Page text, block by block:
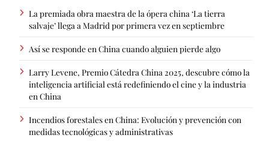
La premiada obra maestra de la ópera china ‘La tierra
salvaje’ llega a Madrid por primera vez en septiembre
Así se responde en China cuando alguien pierde algo
Larry Levene, Premio Cátedra China 2025, descubre cómo la
inteligencia artificial está redefiniendo el cine y la industria
en China
Incendios forestales en China: Evolución y prevención con
medidas tecnológicas y administrativas